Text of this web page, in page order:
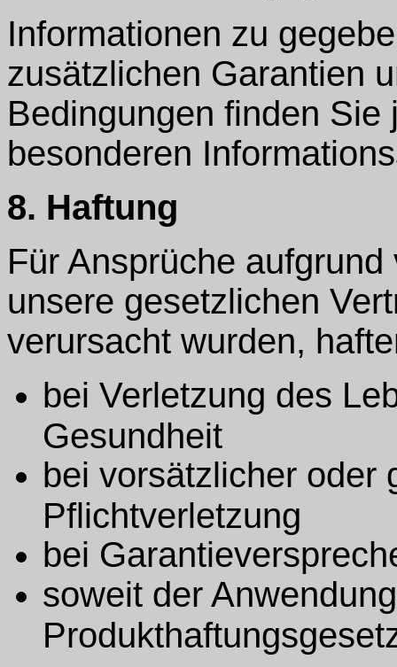
Informationen zu
zusätzlichen Garantien
Bedingungen finden
besonderen
8. Haftung
Für Ansprüche
unsere gesetzlichen
verursacht wurden,
bei Verletzung des
Gesundheit
bei vorsätzlicher oder
Pflichtverletzung
bei
soweit der